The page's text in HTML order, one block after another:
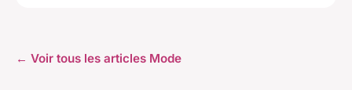
← Voir tous les articles Mode